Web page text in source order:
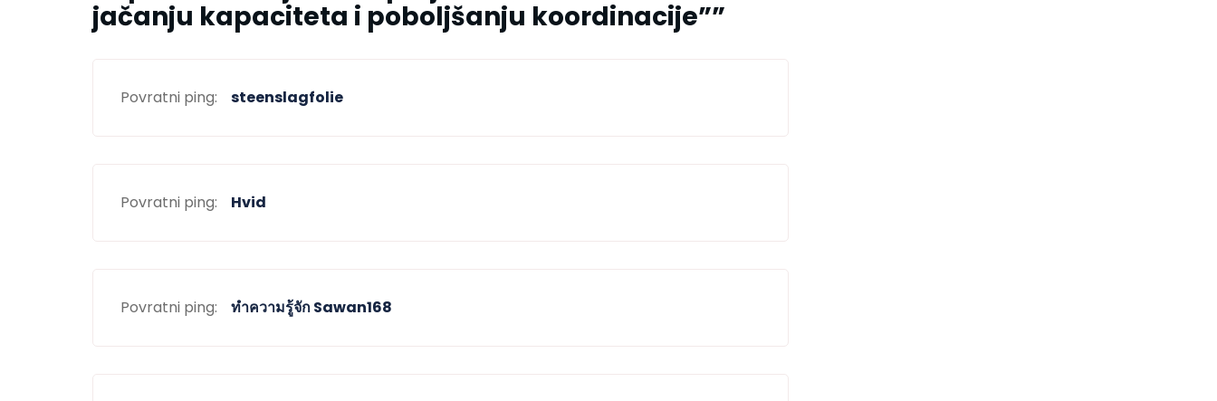
jačanju kapaciteta i poboljšanju koordinacije””
Povratni ping: steenslagfolie
Povratni ping: Hvid
Povratni ping: ทำความรู้จัก Sawan168